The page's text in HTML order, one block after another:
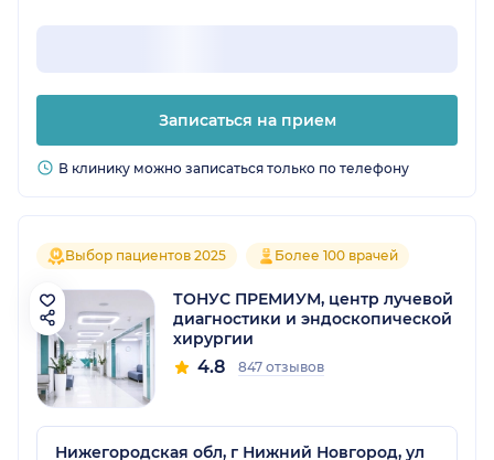
Записаться на прием
В клинику можно записаться только по телефону
Выбор пациентов 2025 Более 100 врачей
ТОНУС ПРЕМИУМ, центр лучевой
диагностики и эндоскопической
хирургии
4.8 847 отзывов
Нижегородская обл, г Нижний Новгород, ул